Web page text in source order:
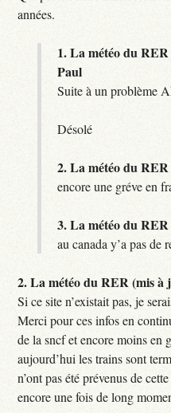
années.
1.La météo du
Paul
Suite à un problème
Désolé
2.La météo du
encore une gréve en
3.La météo du
au canada y’a pas
2.La météo du RER (mis
Si ce site n’existait pas, je
Merci pour ces infos en
de la sncf et encore moins en
aujourd’hui les trains sont
n’ont pas été prévenus de
encore une fois de long